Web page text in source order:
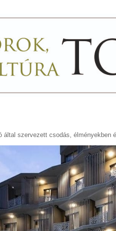
szervezett csodás, élményekben